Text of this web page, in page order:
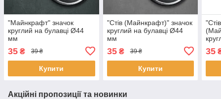
"Майнкрафт" значок
круглий на булавці Ø44
мм
35 ₴ 39 ₴
Купити
"Стів (Майнкрафт)" значок
круглий на булавці Ø44
мм
35₴ 39 ₴
Купити
35
Акційні пропозиції та новинки